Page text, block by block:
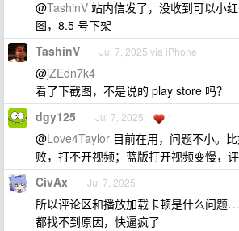
@TashinV 站内信发了，没收到可以小
图，8.5 号下架
TashinV Jul 7, 2025 via iPhone
@jZEdn7k4
看了下截图，不是说的 play store 吗？
dgy125 Jul 7, 2025 1
@Love4Taylor 目前在用，问题不小。
败，打不开视频；蓝版打开视频变慢，评
CivAx Jul 7, 2025
所以评论区和播放加载卡顿是什么问
都找不到原因，快逼疯了